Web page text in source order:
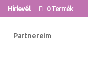
Hírlevél 0 Termék
Partnereim